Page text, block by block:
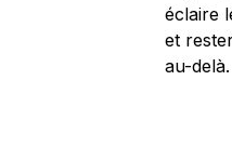
éclaire
et
au-delà.